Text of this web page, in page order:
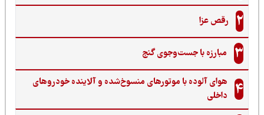
رقص عزا
مبارزه با جست‌وجوی گنج‌
هوای آلوده با موتورهای منسوخ‌شده و آلاینده خودروهای
داخلی